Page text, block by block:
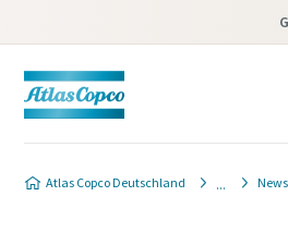
Atlas Copco Deutschland